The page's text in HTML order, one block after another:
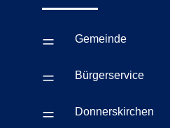
= Gemeinde
= Bürgerservice
= Donnerskirchen